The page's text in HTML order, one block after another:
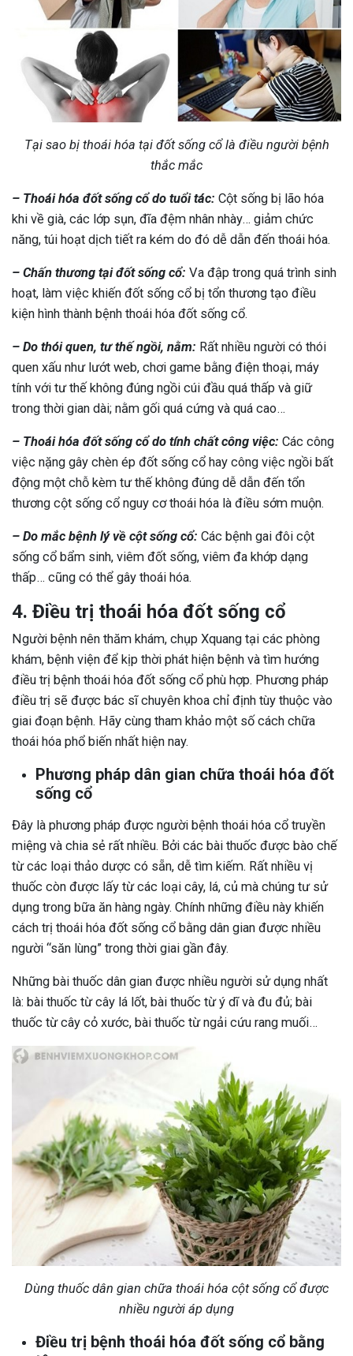
Tại sao bị thoái hóa tại đốt sống cổ là điều người bệnh
thắc mắc
– Thoái hóa đốt sống cổ do tuổi tác: Cột sống bị lão hóa
khi về già, các lớp sụn, đĩa đệm nhân nhày… giảm chức
năng, túi hoạt dịch tiết ra kém do đó dễ dẫn đến thoái hóa.
– Chấn thương tại đốt sống cổ: Va đập trong quá trình sinh
hoạt, làm việc khiến đốt sống cổ bị tổn thương tạo điều
kiện hình thành bệnh thoái hóa đốt sống cổ.
– Do thói quen, tư thế ngồi, nằm: Rất nhiều người có thói
quen xấu như lướt web, chơi game bằng điện thoại, máy
tính với tư thế không đúng ngồi cúi đầu quá thấp và giữ
trong thời gian dài; nằm gối quá cứng và quá cao…
– Thoái hóa đốt sống cổ do tính chất công việc: Các công
việc nặng gây chèn ép đốt sống cổ hay công việc ngồi bất
động một chỗ kèm tư thế không đúng dễ dẫn đến tổn
thương cột sống cổ nguy cơ thoái hóa là điều sớm muộn.
– Do mắc bệnh lý về cột sống cổ: Các bệnh gai đôi cột
sống cổ bẩm sinh, viêm đốt sống, viêm đa khớp dạng
thấp… cũng có thể gây thoái hóa.
4. Điều trị thoái hóa đốt sống cổ
Người bệnh nên thăm khám, chụp Xquang tại các phòng
khám, bệnh viện để kịp thời phát hiện bệnh và tìm hướng
điều trị bệnh thoái hóa đốt sống cổ phù hợp. Phương pháp
điều trị sẽ được bác sĩ chuyên khoa chỉ định tùy thuộc vào
giai đoạn bệnh. Hãy cùng tham khảo một số cách chữa
thoái hóa phổ biến nhất hiện nay.
Phương pháp dân gian chữa thoái hóa đốt
sống cổ
Đây là phương pháp được người bệnh thoái hóa cổ truyền
miệng và chia sẻ rất nhiều. Bởi các bài thuốc được bào chế
từ các loại thảo dược có sẵn, dễ tìm kiếm. Rất nhiều vị
thuốc còn được lấy từ các loại cây, lá, củ mà chúng tư sử
dụng trong bữa ăn hàng ngày. Chính những điều này khiến
cách trị thoái hóa đốt sống cổ bằng dân gian được nhiều
người “săn lùng” trong thời giai gần đây.
Những bài thuốc dân gian được nhiều người sử dụng nhất
là: bài thuốc từ cây lá lốt, bài thuốc từ ý dĩ và đu đủ; bài
thuốc từ cây cỏ xước, bài thuốc từ ngải cứu rang muối…
Dùng thuốc dân gian chữa thoái hóa cột sống cổ được
nhiều người áp dụng
Điều trị bệnh thoái hóa đốt sống cổ bằng